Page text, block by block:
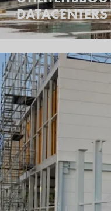
DATACENTERS